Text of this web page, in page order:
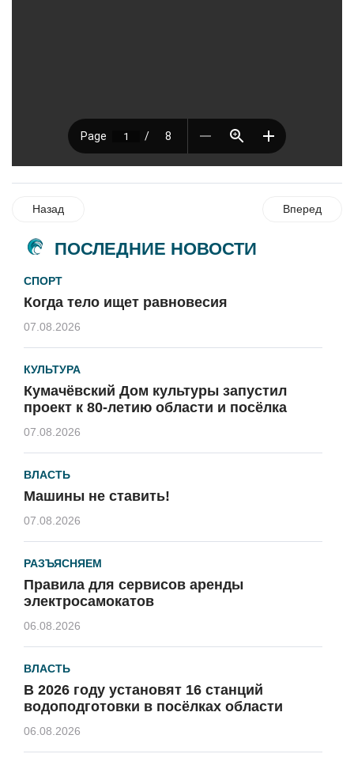
Назад Вперед
ПОСЛЕДНИЕ НОВОСТИ
СПОРТ
Когда тело ищет равновесия
07.08.2026
КУЛЬТУРА
Кумачёвский Дом культуры запустил
проект к 80-летию области и посёлка
07.08.2026
ВЛАСТЬ
Машины не ставить!
07.08.2026
РАЗЪЯСНЯЕМ
Правила для сервисов аренды
электросамокатов
06.08.2026
ВЛАСТЬ
В 2026 году установят 16 станций
водоподготовки в посёлках области
06.08.2026